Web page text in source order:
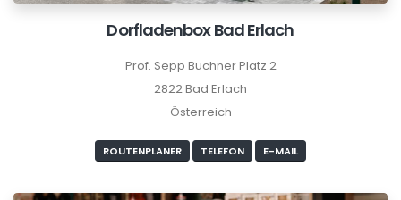
Dorfladenbox Bad Erlach
Prof. Sepp Buchner Platz 2
2822 Bad Erlach
Österreich
ROUTENPLANER TELEFON E-MAIL